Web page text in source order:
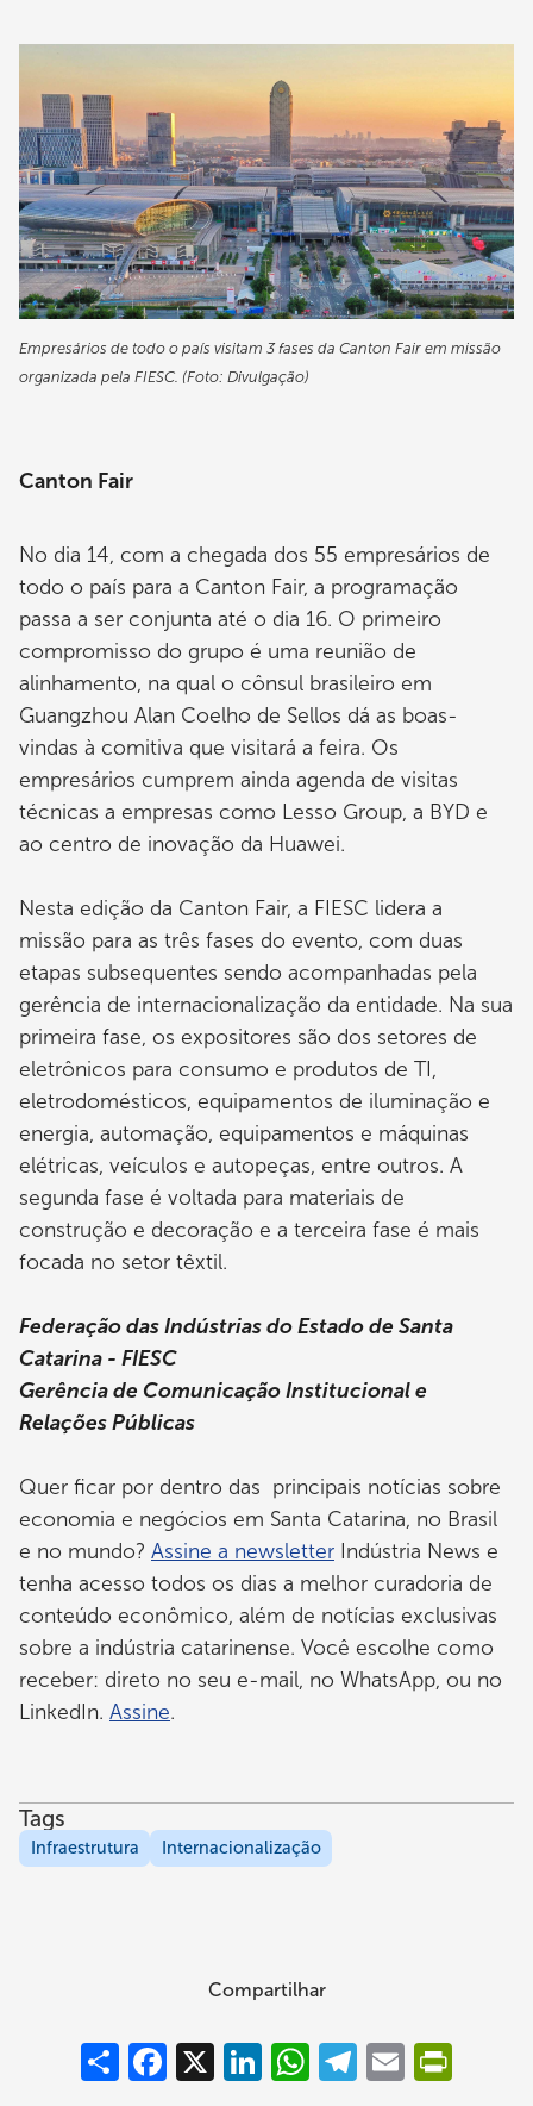
Empresários de todo o país visitam 3 fases da Canton Fair em missão
organizada pela FIESC. (Foto: Divulgação)
Canton Fair
No dia 14, com a chegada dos 55 empresários de
todo o país para a Canton Fair, a programação
passa a ser conjunta até o dia 16. O primeiro
compromisso do grupo é uma reunião de
alinhamento, na qual o cônsul brasileiro em
Guangzhou Alan Coelho de Sellos dá as boas-
vindas à comitiva que visitará a feira. Os
empresários cumprem ainda agenda de visitas
técnicas a empresas como Lesso Group, a BYD e
ao centro de inovação da Huawei.
Nesta edição da Canton Fair, a FIESC lidera a
missão para as três fases do evento, com duas
etapas subsequentes sendo acompanhadas pela
gerência de internacionalização da entidade. Na sua
primeira fase, os expositores são dos setores de
eletrônicos para consumo e produtos de TI,
eletrodomésticos, equipamentos de iluminação e
energia, automação, equipamentos e máquinas
elétricas, veículos e autopeças, entre outros. A
segunda fase é voltada para materiais de
construção e decoração e a terceira fase é mais
focada no setor têxtil.
Federação das Indústrias do Estado de Santa
Catarina - FIESC
Gerência de Comunicação Institucional e
Relações Públicas
Quer ficar por dentro das principais notícias sobre
economia e negócios em Santa Catarina, no Brasil
e no mundo? Assine a newsletter Indústria News e
tenha acesso todos os dias a melhor curadoria de
conteúdo econômico, além de notícias exclusivas
sobre a indústria catarinense. Você escolhe como
receber: direto no seu e-mail, no WhatsApp, ou no
LinkedIn. Assine.
Tags
Infraestrutura Internacionalização
Compartilhar
Compartilhar
Facebook
X LinkedInWhatsAppTelegram
Email